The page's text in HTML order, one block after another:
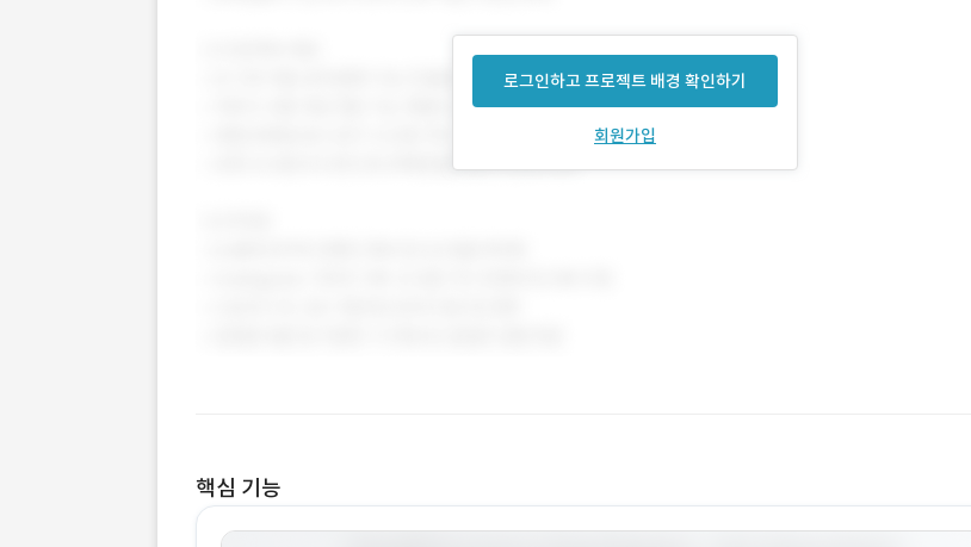
로그인하고 프로젝트 배경 확인하기
회원가입
핵심 기능